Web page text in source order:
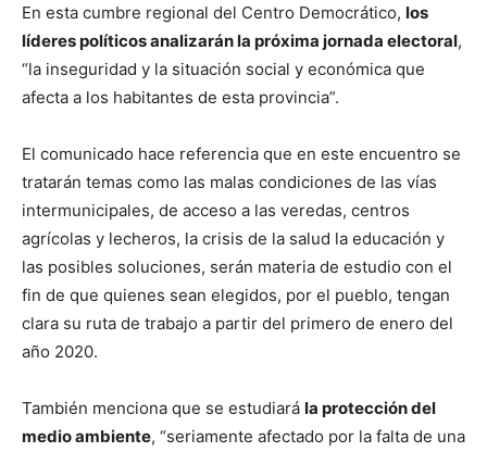
En esta cumbre regional del Centro Democrático, los
líderes políticos analizarán la próxima jornada electoral,
“la inseguridad y la situación social y económica que
afecta a los habitantes de esta provincia”.
El comunicado hace referencia que en este encuentro se
tratarán temas como las malas condiciones de las vías
intermunicipales, de acceso a las veredas, centros
agrícolas y lecheros, la crisis de la salud la educación y
las posibles soluciones, serán materia de estudio con el
fin de que quienes sean elegidos, por el pueblo, tengan
clara su ruta de trabajo a partir del primero de enero del
año 2020.
También menciona que se estudiará la protección del
medio ambiente, “seriamente afectado por la falta de una